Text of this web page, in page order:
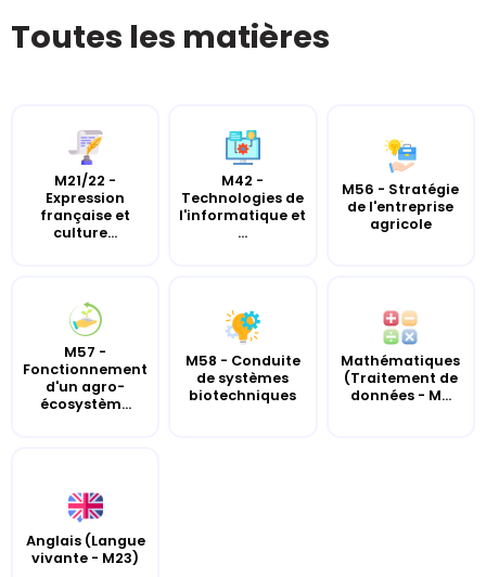
Toutes les matières
M21/22 -
Expression
française et
culture...
M42 -
Technologies de
l'informatique et
...
M56 - Stratégie
de l'entreprise
agricole
M57 -
Fonctionnement
d'un agro-
écosystèm...
M58 - Conduite
de systèmes
biotechniques
Mathématiques
(Traitement de
données - M...
Anglais (Langue
vivante - M23)